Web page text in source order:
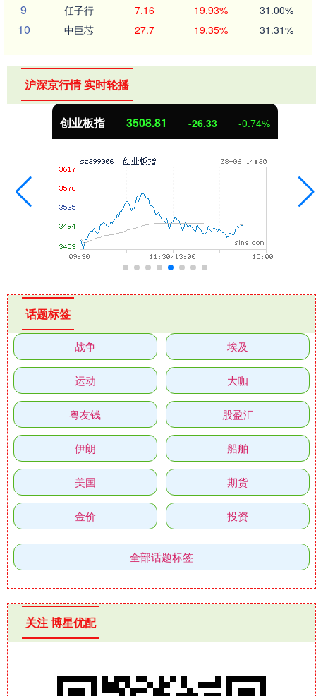
9 任子行 7.16 19.93% 31.00%
10 中巨芯 27.7 19.35% 31.31%
沪深京行情 实时轮播
创业板指 3508.81 -26.33 -0.74%
话题标签
战争 埃及
运动 大咖
粤友钱 股盈汇
伊朗 船舶
美国 期货
金价 投资
全部话题标签
关注 博星优配